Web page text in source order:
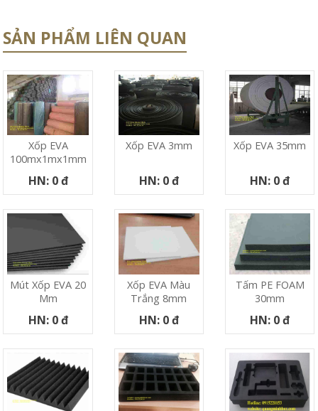
SẢN PHẨM LIÊN QUAN
Xốp EVA
100mx1mx1mm
HN: 0 đ
Xốp EVA 3mm
HN: 0 đ
Xốp EVA 35mm
HN: 0 đ
Mút Xốp EVA 20
Mm
HN: 0 đ
Xốp EVA Màu
Trắng 8mm
HN: 0 đ
Tấm PE FOAM
30mm
HN: 0 đ